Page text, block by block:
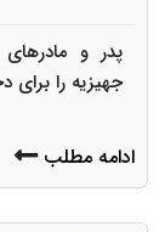
پدر و
جهیزیه را برای
ادامه مطلب